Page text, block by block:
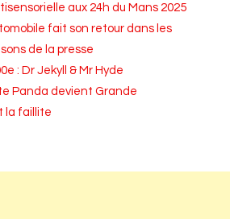
aux 24h du Mans 2025
fait son retour dans les
de la presse
: Dr Jekyll & Mr Hyde
Panda devient Grande
la faillite